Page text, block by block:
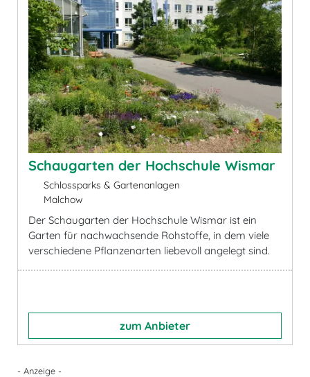
Schaugarten der Hochschule Wismar
Schlossparks & Gartenanlagen
Malchow
Der Schaugarten der Hochschule Wismar ist ein
Garten für nachwachsende Rohstoffe, in dem viele
verschiedene Pflanzenarten liebevoll angelegt sind.
zum Anbieter
- Anzeige -